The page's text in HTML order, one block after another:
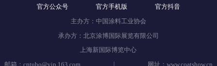
官方公众号 官方手机版
官方抖音
主办方：中国涂料工业协会
承办方：北京涂博国际展览有限公司
上海新国际博览中心
邮箱：cntubo@vip.163.com
| 网址：www.coatshow.cn